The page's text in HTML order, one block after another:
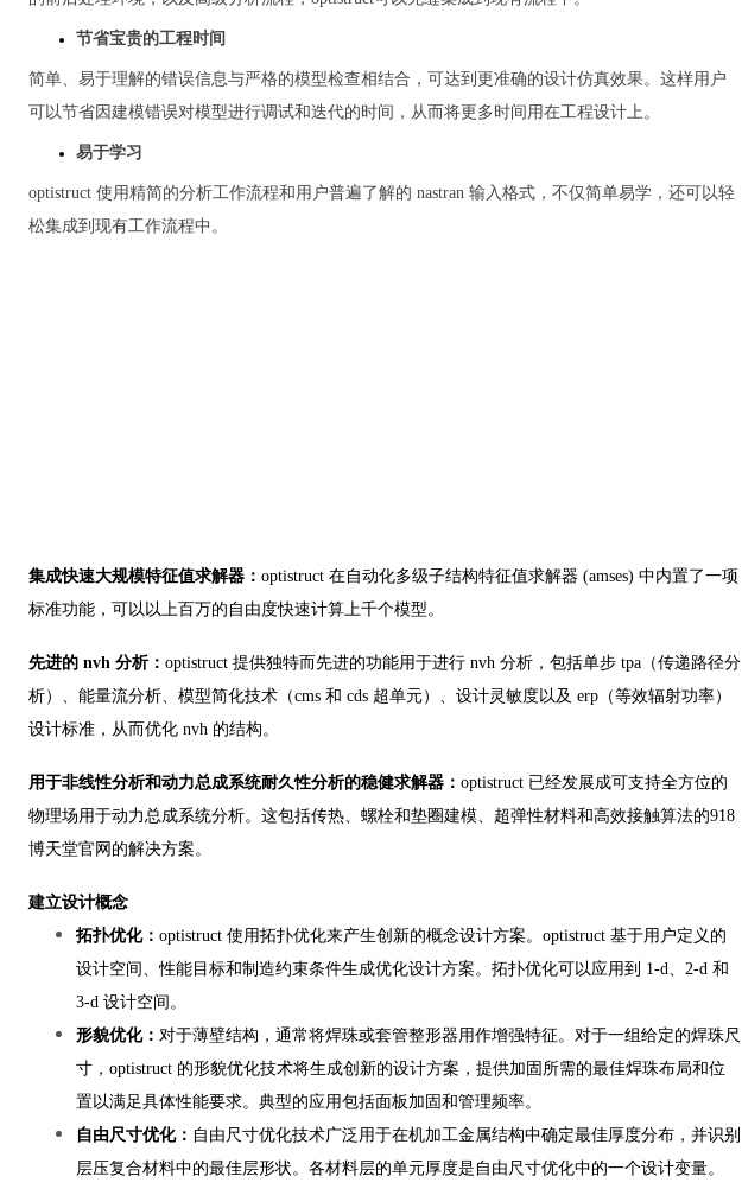
节省宝贵的工程时间
简单、易于理解的错误信息与严格的模型检查相结合，可达到更准确的设计仿真效果。这样用户
可以节省因建模错误对模型进行调试和迭代的时间，从而将更多时间用在工程设计上。
易于学习
optistruct 使用精简的分析工作流程和用户普遍了解的 nastran 输入格式，不仅简单易学，还可以轻
松集成到现有工作流程中。
​集成快速大规模特征值求解器： optistruct 在自动化多级子结构特征值求解器 (amses) 中内置了一项
标准功能，可以以上百万的自由度快速计算上千个模型。
先进的 nvh 分析： optistruct 提供独特而先进的功能用于进行 nvh 分析，包括单步 tpa（传递路径分
析）、能量流分析、模型简化技术（cms 和 cds 超单元）、设计灵敏度以及 erp（等效辐射功率）
设计标准，从而优化 nvh 的结构。
用于非线性分析和动力总成系统耐久性分析的稳健求解器： optistruct 已经发展成可支持全方位的
物理场用于动力总成系统分析。这包括传热、螺栓和垫圈建模、超弹性材料和高效接触算法的918
博天堂官网的解决方案。
建立设计概念
拓扑优化： optistruct 使用拓扑优化来产生创新的概念设计方案。optistruct 基于用户定义的
设计空间、性能目标和制造约束条件生成优化设计方案。拓扑优化可以应用到 1-d、2-d 和
3-d 设计空间。
形貌优化： 对于薄壁结构，通常将焊珠或套管整形器用作增强特征。对于一组给定的焊珠尺
寸，optistruct 的形貌优化技术将生成创新的设计方案，提供加固所需的最佳焊珠布局和位
置以满足具体性能要求。典型的应用包括面板加固和管理频率。
自由尺寸优化： 自由尺寸优化技术广泛用于在机加工金属结构中确定最佳厚度分布，并识别
层压复合材料中的最佳层形状。各材料层的单元厚度是自由尺寸优化中的一个设计变量。